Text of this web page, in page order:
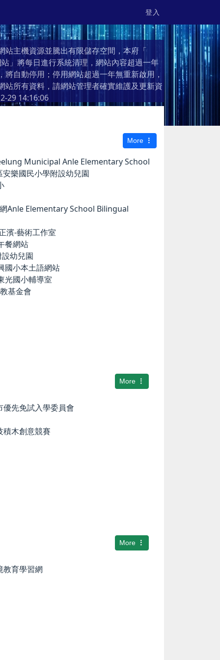
登入
站主機資源並騰出有限儲存空間，本府「
」將每日進行系統清理，網站內容超過一年
將自動停用；停用網站超過一年無重新啟用，
站所有資料，請網站管理者確實維護及更新資
29 14:16:06
More
Municipal Anle Elementary School
樂國民小學附設幼兒園
Anle Elementary School Bilingual
濱-藝術工作室
餐網站
幼兒園
國小本土語網站
光國小輔導室
基金會
More
先免試入學委員會
積木創意競賽
More
教育學習網